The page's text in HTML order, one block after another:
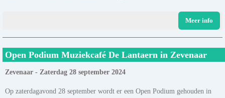
Meer info
Open Podium Muziekcafé De Lantaern in Zevenaar
Zevenaar - Zaterdag 28 september 2024
Op zaterdagavond 28 september wordt er een Open Podium gehouden in